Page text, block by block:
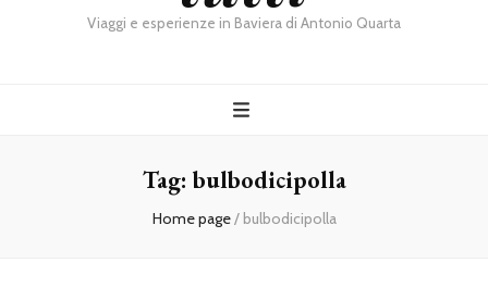
Viaggi e esperienze in Baviera di Antonio Quarta
Tag: bulbodicipolla
Home page/ bulbodicipolla